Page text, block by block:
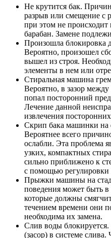
Не крутится бак.
разрыв или смещение с
при этом не происходит
барабан. Замене
Произошла блокировка
Вероятно, произошел
вышел из строя.
элементы в нем или
Стиральная машина
Вероятно, в зазор
попал посторонний
Лечение данной
извлечения
Скрип бака машинки на
Вероятнее всего
ослабли. Эта проблема
узких, компактных
сильно приближено к
с помощью регулировки
Прыжки машины на
поведения может быть в
которые должны
течением времени они
необходима их замена.
Слив воды
(засор) в системе